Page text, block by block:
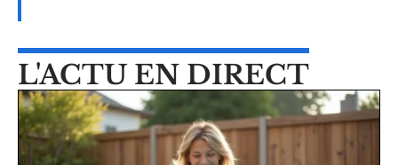
L'ACTU EN DIRECT